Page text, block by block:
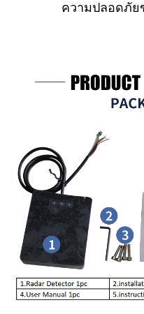
ความปลอดภัย